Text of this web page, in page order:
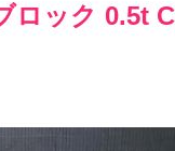
ロック 0.5t